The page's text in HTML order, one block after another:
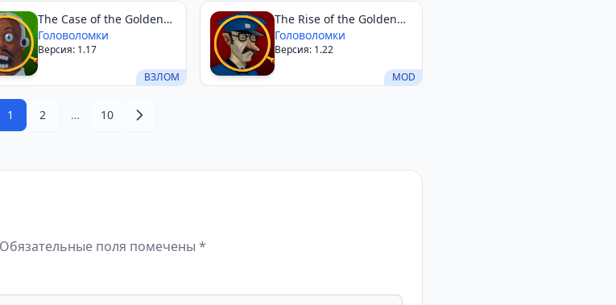
ВЗЛОМ
The Case of the Golden
Idol
Головоломки
Версия: 1.17
MOD
The Rise of the Golden
Idol
Головоломки
Версия: 1.22
1 2 … 10
поля помечены *